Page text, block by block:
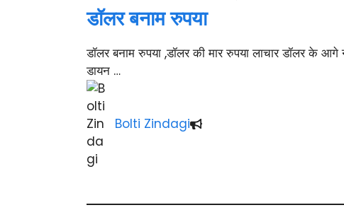
डॉलर बनाम रुपया
डॉलर बनाम रुपया ,डॉलर की मार रुपया लाचार डॉलर के
डायन …
Bolti Zindagi